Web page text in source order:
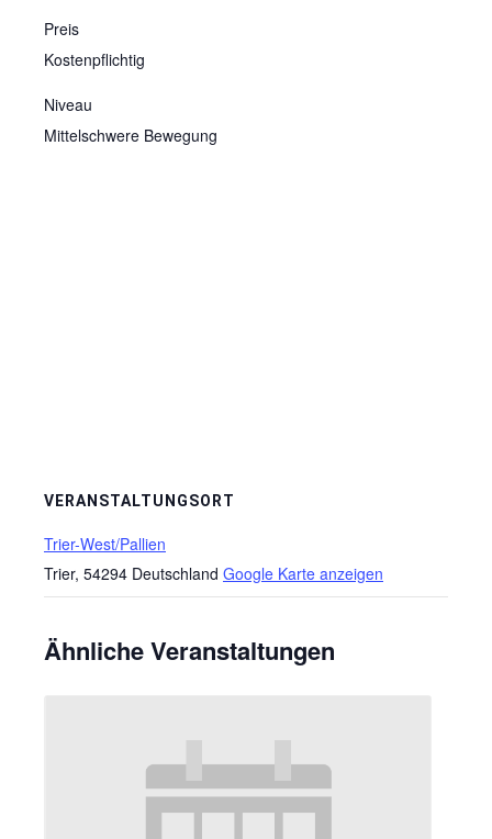
Preis
Kostenpflichtig
Niveau
Mittelschwere Bewegung
VERANSTALTUNGSORT
Trier-West/Pallien
Trier, 54294 Deutschland Google Karte anzeigen
Ähnliche Veranstaltungen